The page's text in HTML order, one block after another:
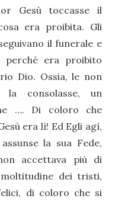
Gesù toccasse il
era proibita. Gli
il funerale e
perché era proibito
Dio. Ossia, le non
la consolasse, un
…. Di coloro che
era lì! Ed Egli agì,
la sua Fede,
accettava più di
dei tristi,
di coloro che si